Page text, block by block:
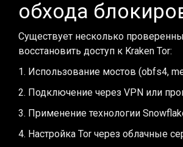
обхода
Существует несколько
восстановить доступ к Kraken Tor:
1. Использование мостов (obfs4,
2. Подключение через VPN или
3. Применение технологии
4. Настройка Tor через облачные